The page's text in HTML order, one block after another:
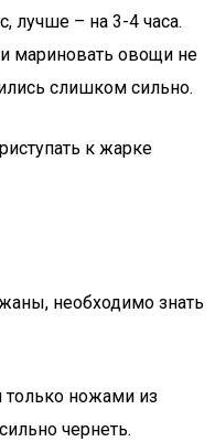
лучше – на 3-4 часа.
мариновать овощи не
слишком сильно.
к жарке
необходимо знать
только ножами из
чернеть.